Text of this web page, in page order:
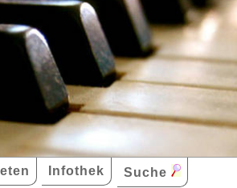
Infothek Suche